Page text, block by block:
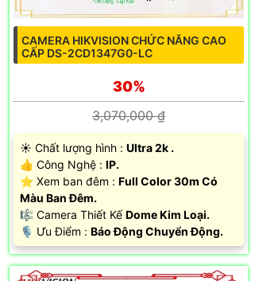
CAMERA HIKVISION CHỨC NĂNG CAO
CẤP DS-2CD1347G0-LC
30%
3,070,000 ₫
☀️ Chất lượng hình : Ultra 2k .
👍 Công Nghệ : IP.
⭐ Xem ban đêm : Full Color 30m Có
Màu Ban Đêm.
🎼️ Camera Thiết KếDome Kim Loại.
️🎙 Ưu Điểm : Báo Động Chuyển Động.